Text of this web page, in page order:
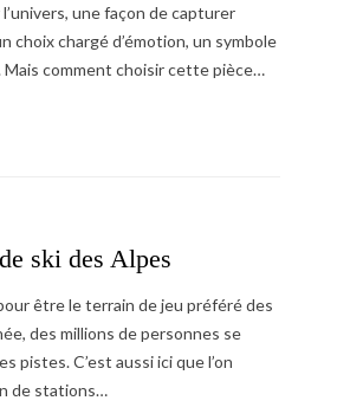
une façon de capturer
choix chargé d’émotion, un symbole
Mais comment choisir cette pièce…
ski des Alpes
être le terrain de jeu préféré des
des millions de personnes se
pistes. C’est aussi ici que l’on
de stations…